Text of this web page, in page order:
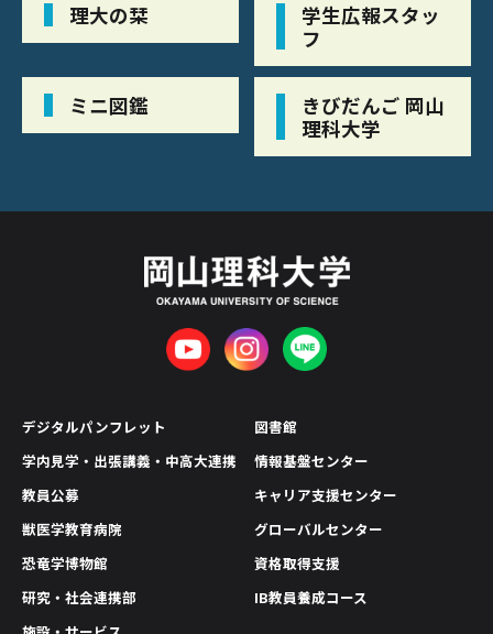
理大の栞
学生広報スタッ
フ
ミニ図鑑
きびだんご 岡山
理科大学
デジタルパンフレット
学内見学・出張講義・中高大連携
教員公募
獣医学教育病院
恐竜学博物館
研究・社会連携部
図書館
情報基盤センター
キャリア支援センター
グローバルセンター
資格取得支援
IB教員養成コース